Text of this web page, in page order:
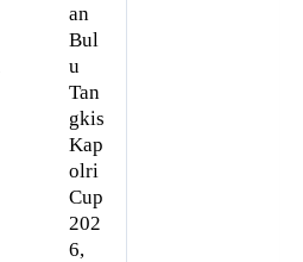
an
Bul
u
Tan
gkis
Kap
olri
Cup
202
6,